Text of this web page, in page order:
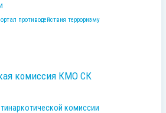
противодействия терроризму
комиссия КМО СК
комиссии